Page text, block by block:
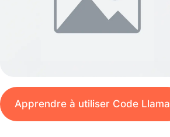
Apprendre à utiliser Code Llama